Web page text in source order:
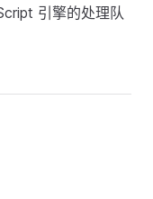
引擎的处理队